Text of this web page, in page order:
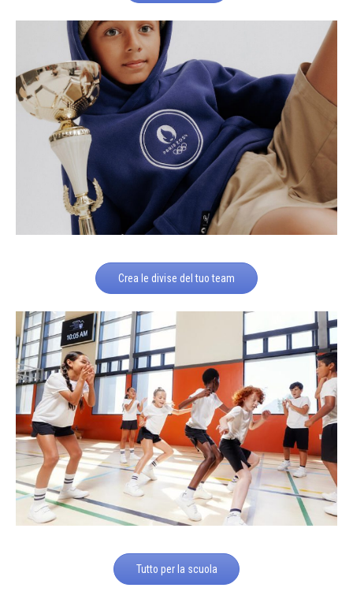
Crea le divise del tuo team
Tutto per la scuola